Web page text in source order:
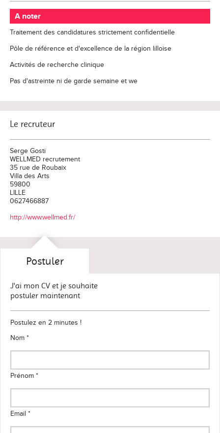
A noter
Traitement des candidatures strictement confidentielle
Pôle de référence et d'excellence de la région lilloise
Activités de recherche clinique
Pas d'astreinte ni de garde semaine et we
Le recruteur
Serge Gosti
WELLMED recrutement
35 rue de Roubaix
Villa des Arts
59800
LILLE
0627466887
http://www.wellmed.fr/
Postuler
J'ai mon CV et je souhaite
postuler maintenant
Postulez en 2 minutes !
Nom *
Prénom *
Email *